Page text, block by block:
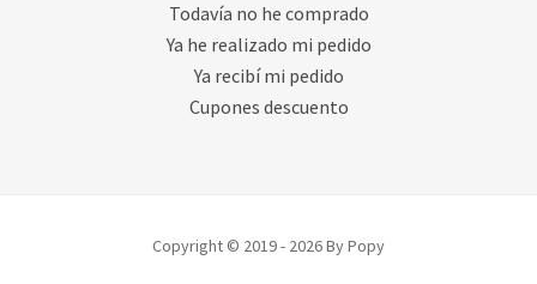
Todavía no he comprado
Ya he realizado mi pedido
Ya recibí mi pedido
Cupones descuento
Copyright © 2019 - 2026 By Popy